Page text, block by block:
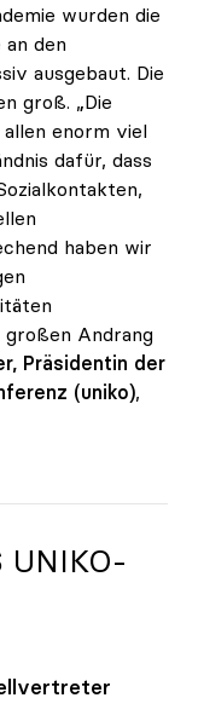
wurden die
den
ausgebaut. Die
groß. „Die
enorm viel
dafür, dass
haben wir
Andrang
Präsidentin der
(uniko),
an Unis
UNIKO-